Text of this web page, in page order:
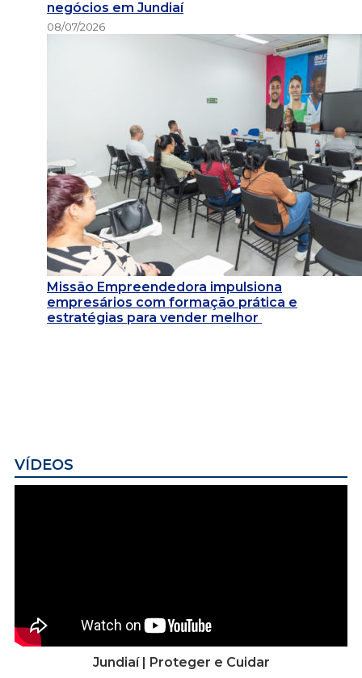
negócios em Jundiaí
08/07/2026
Missão Empreendedora impulsiona
empresários com formação prática e
estratégias para vender melhor
VÍDEOS
Jundiaí | Proteger e Cuidar